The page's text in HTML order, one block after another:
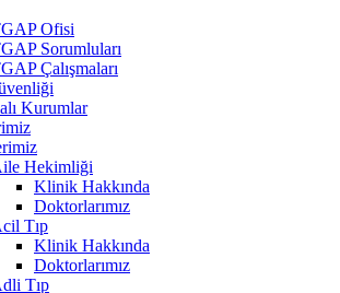
Ofisi
Sorumluları
Çalışmaları
Kurumlar
Hekimliği
Klinik Hakkında
Doktorlarımız
Tıp
Klinik Hakkında
Doktorlarımız
Tıp